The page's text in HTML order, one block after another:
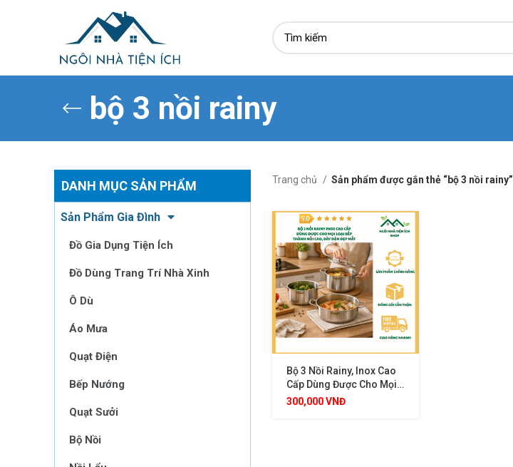
bộ 3 nồi rainy
DANH MỤC SẢN PHẨM
Sản Phẩm Gia Đình
Đồ Gia Dụng Tiện Ích
Đồ Dùng Trang Trí Nhà Xinh
Ô Dù
Áo Mưa
Quạt Điện
Bếp Nướng
Quạt Sưởi
Bộ Nồi
Trang chủ Sản phẩm được gắn thẻ “bộ 3 nồi rainy”
Bộ 3 Nồi Rainy, Inox Cao
Cấp Dùng Được Cho Mọi
Loại Bếp, Thành Cao Dày
300,000VNĐ